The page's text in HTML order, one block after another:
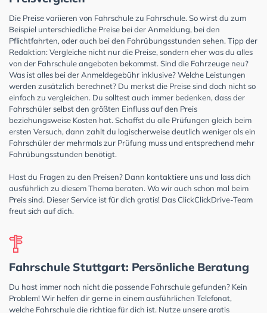
Die Preise variieren von Fahrschule zu Fahrschule. So wirst du zum
Beispiel unterschiedliche Preise bei der Anmeldung, bei den
Pflichtfahrten, oder auch bei den Fahrübungsstunden sehen. Tipp der
Redaktion: Vergleiche nicht nur die Preise, sondern eher was du alles
von der Fahrschule angeboten bekommst. Sind die Fahrzeuge neu?
Was ist alles bei der Anmeldegebühr inklusive? Welche Leistungen
werden zusätzlich berechnet? Du merkst die Preise sind doch nicht so
einfach zu vergleichen. Du solltest auch immer bedenken, dass der
Fahrschüler selbst den größten Einfluss auf den Preis
beziehungsweise Kosten hat. Schaffst du alle Prüfungen gleich beim
ersten Versuch, dann zahlt du logischerweise deutlich weniger als ein
Fahrschüler der mehrmals zur Prüfung muss und entsprechend mehr
Fahrübungsstunden benötigt.
Hast du Fragen zu den Preisen? Dann kontaktiere uns und lass dich
ausführlich zu diesem Thema beraten. Wo wir auch schon mal beim
Preis sind. Dieser Service ist für dich gratis! Das ClickClickDrive-Team
freut sich auf dich.
Fahrschule Stuttgart: Persönliche Beratung
Du hast immer noch nicht die passende Fahrschule gefunden? Kein
Problem! Wir helfen dir gerne in einem ausführlichen Telefonat,
welche Fahrschule die richtige für dich ist. Nutze unsere gratis